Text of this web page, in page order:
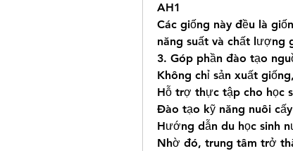
AH1
Các giống này đều là
năng suất và chất lượng
3. Góp phần đào tạo
Không chỉ sản xuất
Hỗ trợ thực tập cho học
Đào tạo kỹ năng nuôi
Hướng dẫn du học sinh
Nhờ đó, trung tâm trở